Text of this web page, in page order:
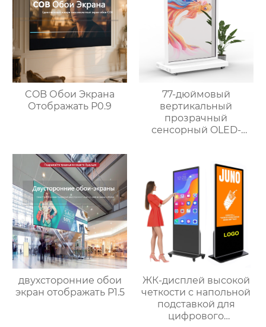
COB Обои Экрана
Отображать P0.9
77-дюймовый
вертикальный
прозрачный
сенсорный OLED-
двухсторонние обои
экран отображать P1.5
ЖК-дисплей высокой
четкости с напольной
подставкой для
цифрового